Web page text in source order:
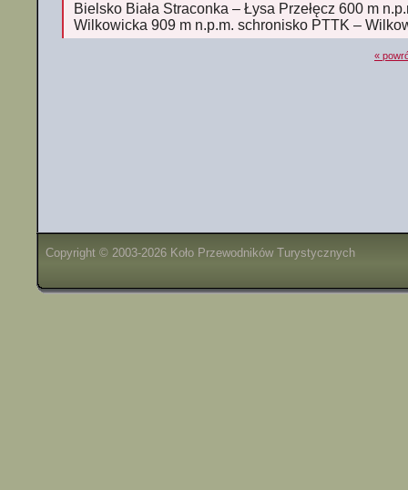
Bielsko Biała Straconka – Łysa Przełęcz 600 m
Wilkowicka 909 m n.p.m. schronisko PTTK –
«
Copyright © 2003-2026 Koło Przewodników Turystycznych